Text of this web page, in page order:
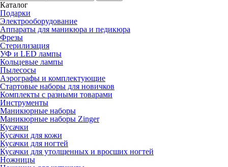
Каталог
Подарки
Электро­оборудование
Аппараты для маникюра и педикюра
Фрезы
Стерилизация
УФ и LED лампы
Кольцевые лампы
Пылесосы
Аэрографы и комплектующие
Стартовые наборы для новичков
Комплекты с разными товарами
Инструменты
Маникюрные наборы
Маникюрные наборы Zinger
Кусачки
Кусачки для кожи
Кусачки для ногтей
Кусачки для утолщенных и вросших ногтей
Ножницы